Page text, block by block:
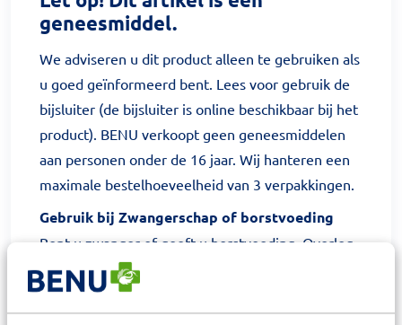
geneesmiddel.
We adviseren u dit product alleen te gebruiken als
u goed geïnformeerd bent. Lees voor gebruik de
bijsluiter (de bijsluiter is online beschikbaar bij het
product). BENU verkoopt geen geneesmiddelen
aan personen onder de 16 jaar. Wij hanteren een
maximale bestelhoeveelheid van 3 verpakkingen.
Gebruik bij Zwangerschap of borstvoeding
Bent u zwanger of geeft u borstvoeding. Overleg
dan voor gebruik van het geneesmiddel met uw
arts.